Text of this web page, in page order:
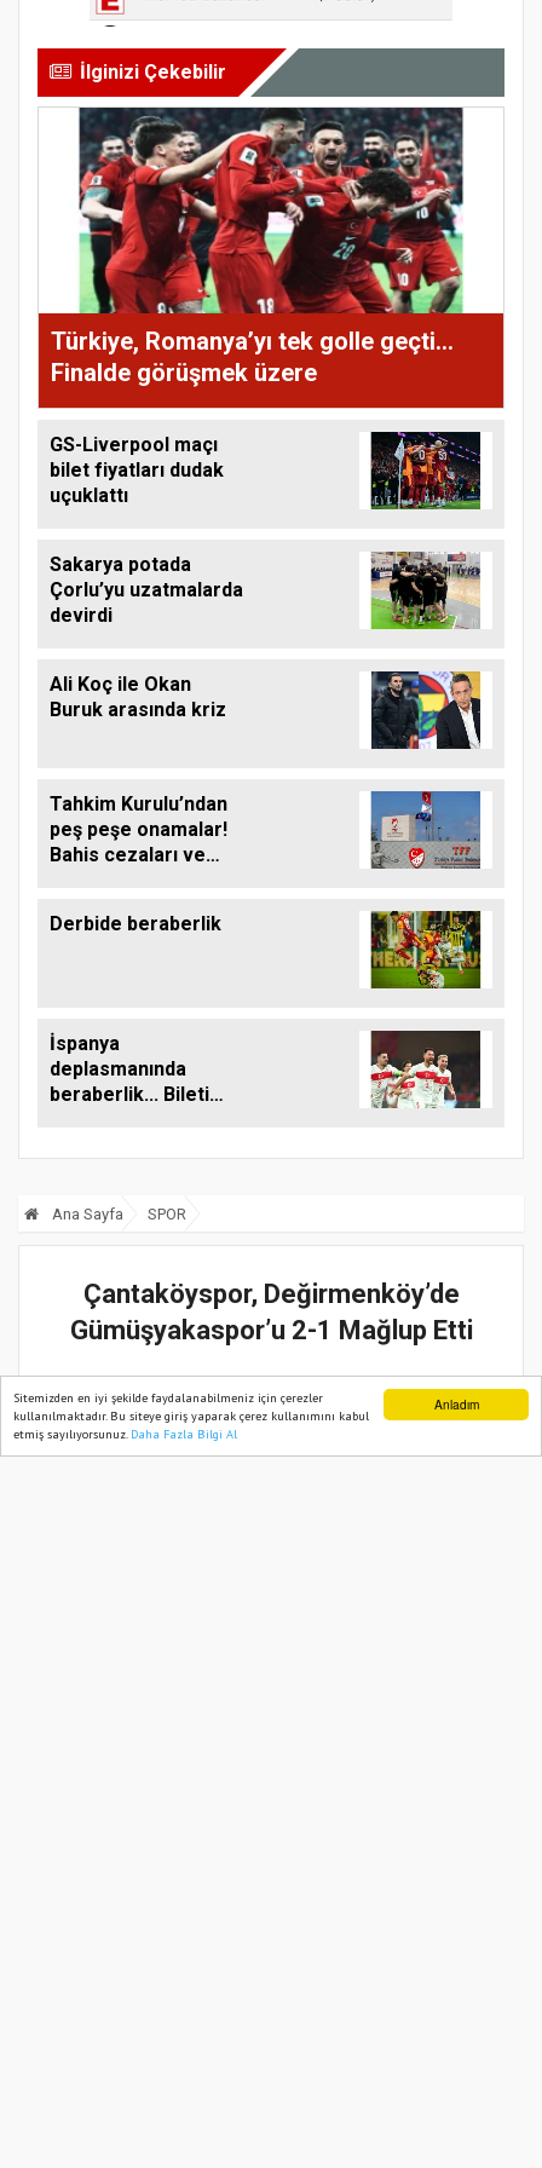
Anladım
Sitemizden en iyi şekilde faydalanabilmeniz için çerezler
kullanılmaktadır. Bu siteye giriş yaparak çerez kullanımını kabul
etmiş sayılıyorsunuz. Daha Fazla Bilgi Al
İlginizi Çekebilir
Türkiye, Romanya’yı tek golle geçti...
Finalde görüşmek üzere
GS-Liverpool maçı
bilet fiyatları dudak
uçuklattı
Sakarya potada
Çorlu’yu uzatmalarda
devirdi
Ali Koç ile Okan
Buruk arasında kriz
Tahkim Kurulu’ndan
peş peşe onamalar!
Bahis cezaları ve
Derbide beraberlik
İspanya
deplasmanında
beraberlik... Bileti
Ana Sayfa SPOR
Çantaköyspor, Değirmenköy’de
Gümüşyakaspor’u 2-1 Mağlup Etti
15 Kasım, 2025, Cumartesi 22:02
Güncelleme:15 Kasım, 2025, Cumartesi 22:02
Ana Sayfa Web TV